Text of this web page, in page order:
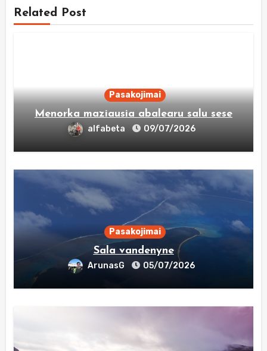
Related Post
Pasakojimai
Menorka maziausia abalearu salu sese
alfabeta 09/07/2026
Pasakojimai
Sala vandenyne
ArunasG 05/07/2026